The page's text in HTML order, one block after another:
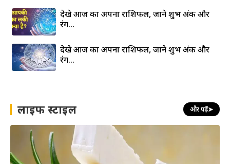
देखे आज का अपना राशिफल, जाने शुभ अंक और
रंग…
देखे आज का अपना राशिफल, जाने शुभ अंक और
रंग…
लाइफ स्टाइल और पढ़ें➤